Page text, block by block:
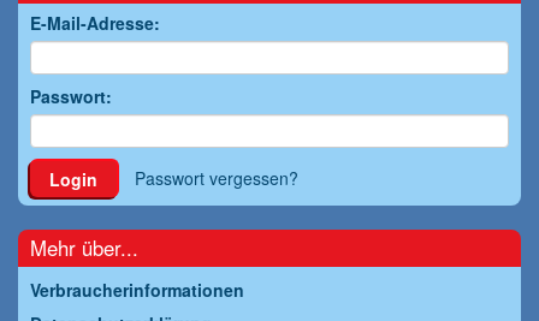
E-Mail-Adresse:
Passwort:
Login Passwort vergessen?
Mehr über...
Verbraucherinformationen